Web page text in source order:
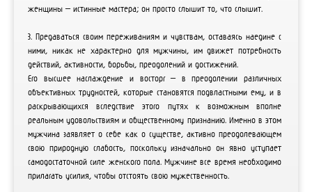
женщины – истинные мастера; он просто слышит то, что слышит.
3. Предаваться своим переживаниям и чувствам, оставаясь наедине с
ними, никак не характерно для мужчины, им движет потребность
действий, активности, борьбы, преодолений и достижений.
Его высшее наслаждение и восторг – в преодолении различных
объективных трудностей, которые становятся подвластными ему, и в
раскрывающихся вследствие этого путях к возможным вполне
реальным удовольствиям и общественному признанию. Именно в этом
мужчина заявляет о себе как о существе, активно преодолевающем
свою природную слабость, поскольку изначально он явно уступает
самодостаточной силе женского пола. Мужчине все время необходимо
прилагать усилия, чтобы отстоять свою мужественность.